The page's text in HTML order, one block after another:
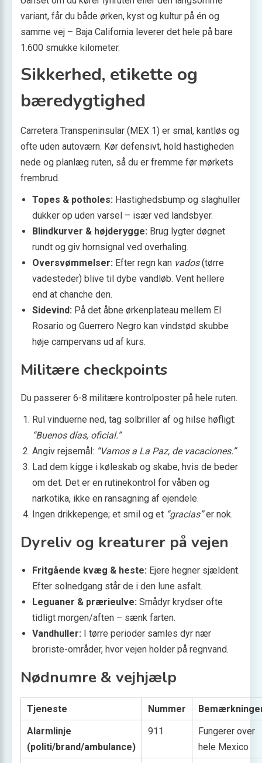
variant, får du både ørken, kyst og kultur på én og
samme vej – Baja California leverer det hele på bare
1.600 smukke kilometer.
Sikkerhed, etikette og
bæredygtighed
Carretera Transpeninsular (MEX 1) er smal, kantløs og
ofte uden autoværn. Kør defensivt, hold hastigheden
nede og planlæg ruten, så du er fremme før mørkets
frembrud.
Topes & potholes: Hastighedsbump og slag­huller
dukker op uden varsel – især ved landsbyer.
Blindkurver & højderygge: Brug lygter døgnet
rundt og giv hornsignal ved overhaling.
Oversvømmelser: Efter regn kan vados(tørre
vadesteder) blive til dybe vandløb. Vent hellere
end at chanche den.
Sidevind: På det åbne ørken­plateau mellem El
Rosario og Guerrero Negro kan vindstød skubbe
høje camper­vans ud af kurs.
Militære checkpoints
Du passerer 6-8 militære kontrolposter på hele ruten.
Rul vinduerne ned, tag solbriller af og hilse høfligt:
“Buenos días, oficial.”
Angiv rejsemål: “Vamos a La Paz, de vacaciones.”
Lad dem kigge i køleskab og skabe, hvis de beder
om det. Det er en rutinekontrol for våben og
narkotika, ikke en ransagning af ejendele.
Ingen drikkepenge; et smil og et “gracias”er nok.
Dyreliv og kreaturer på vejen
Fritgående kvæg & heste: Ejere hegn­er sjældent.
Efter solnedgang står de i den lune asfalt.
Leguaner & prærieulve: Smådyr krydser ofte
tidligt morgen/aften – sænk farten.
Vandhuller: I tørre perioder samles dyr nær
broriste-områder, hvor vejen holder på regnvand.
Nødnumre & vejhjælp
Tjeneste Nummer
Alarmlinje
(politi/brand/ambulance)
911
Fungerer over
hele Mexico